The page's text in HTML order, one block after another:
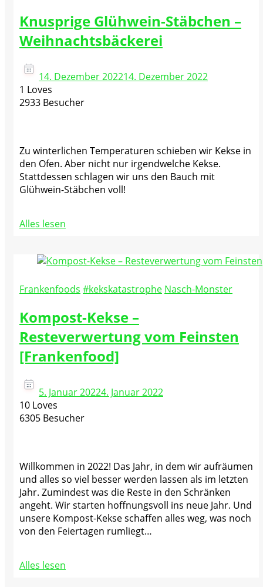
Knusprige Glühwein-Stäbchen –
Weihnachtsbäckerei
14. Dezember 202214. Dezember 2022
1 Loves
2933 Besucher
Zu winterlichen Temperaturen schieben wir Kekse in
den Ofen. Aber nicht nur irgendwelche Kekse.
Stattdessen schlagen wir uns den Bauch mit
Glühwein-Stäbchen voll!
Alles lesen
Frankenfoods #kekskatastrophe Nasch-Monster
Kompost-Kekse –
Resteverwertung vom Feinsten
[Frankenfood]
5. Januar 20224. Januar 2022
10 Loves
6305 Besucher
Willkommen in 2022! Das Jahr, in dem wir aufräumen
und alles so viel besser werden lassen als im letzten
Jahr. Zumindest was die Reste in den Schränken
angeht. Wir starten hoffnungsvoll ins neue Jahr. Und
unsere Kompost-Kekse schaffen alles weg, was noch
von den Feiertagen rumliegt…
Alles lesen